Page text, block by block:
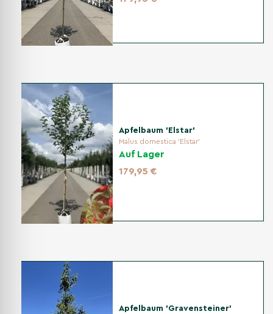
Apfelbaum 'Elstar'
Malus domestica 'Elstar'
Auf Lager
179,95 €
Apfelbaum 'Gravensteiner'